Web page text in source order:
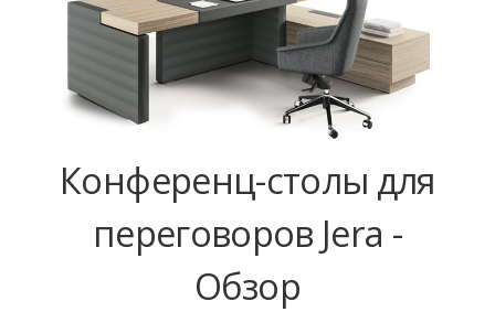
Конференц-столы для
переговоров Jera -
Обзор